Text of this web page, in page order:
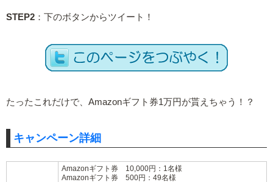
STEP2 ：下のボタンからツイート！
たったこれだけで、Amazonギフト券1万円が貰えちゃう！？
キャンペーン詳細
Amazonギフト券 10,000円：1名様
Amazonギフト券 500円：49名様